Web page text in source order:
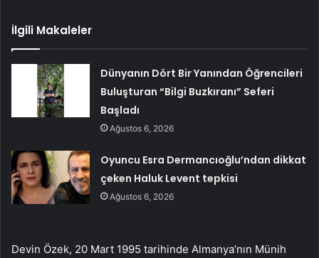
İlgili Makaleler
Dünyanın Dört Bir Yanından Öğrencileri
Buluşturan “Bilgi Buzkıranı” Seferi
Başladı
Ağustos 6, 2026
Oyuncu Esra Dermancıoğlu’ndan dikkat
çeken Haluk Levent tepkisi
Ağustos 6, 2026
Devin Özek, 20 Mart 1995 tarihinde Almanya’nın Münih